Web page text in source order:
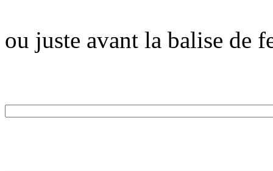
ou juste avant la balise de